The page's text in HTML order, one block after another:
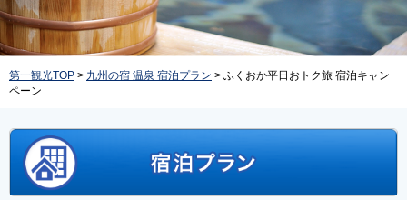
第一観光TOP > 九州の宿 温泉 宿泊プラン > ふくおか平日おトク旅 宿泊キャン
ペーン